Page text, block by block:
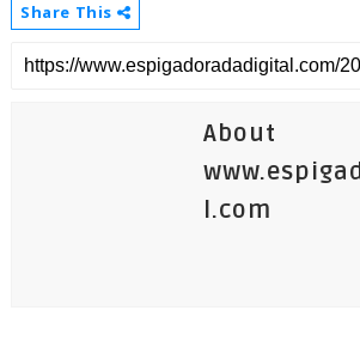
Share This
About
l.com